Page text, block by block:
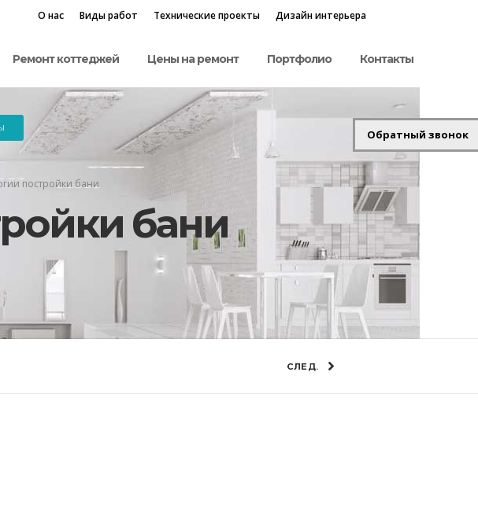
О нас Виды работ Технические проекты Дизайн интерьера
Ремонт коттеджей Цены на ремонт Портфолио Контакты
постройки бани
бани
СЛЕД.
Обратный звонок